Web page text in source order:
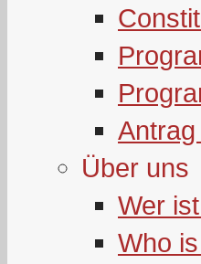
Über uns
Wer
Who